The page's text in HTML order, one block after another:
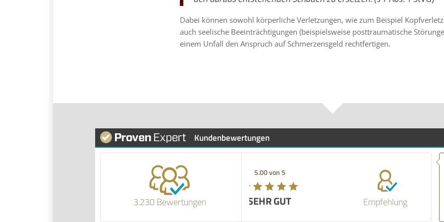
Dabei können sowohl körperliche Verletzungen, wie zum Beispiel
auch seelische Beeinträchtigungen (beispielsweise posttraumatische
einem Unfall den Anspruch auf Schmerzensgeld rechtfertigen.
Kundenbewertungen
3.230 Bewertungen
5.00 von 5
SEHR GUT Empfehlung